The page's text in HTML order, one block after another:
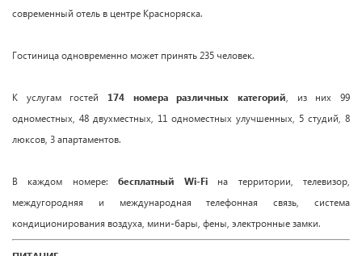
современный отель в центре Красноряска.
Гостиница одновременно может принять 235 человек.
К услугам гостей 174 номера различных категорий, из них 99
одноместных, 48 двухместных, 11 одноместных улучшенных, 5 студий, 8
люксов, 3 апартаментов.
В каждом номере: бесплатный Wi-Fi на территории, телевизор,
междугородняя и международная телефонная связь, система
кондиционирования воздуха, мини-бары, фены, электронные замки.